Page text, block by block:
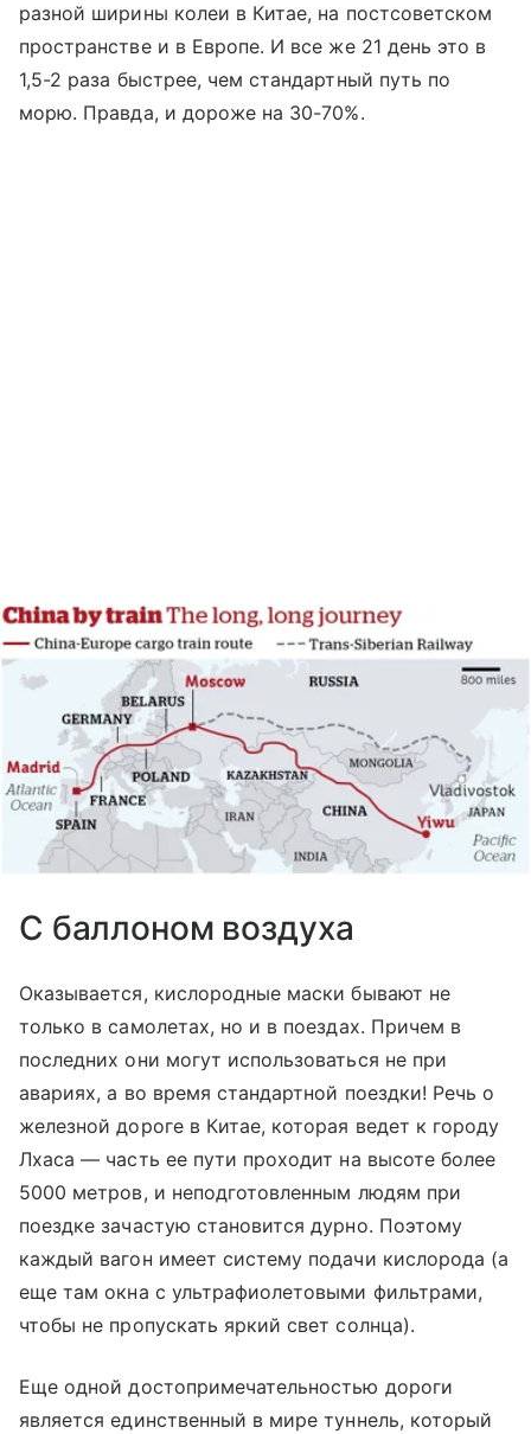
разной ширины колеи в Китае, на постсоветском
пространстве и в Европе. И все же 21 день это в
1,5-2 раза быстрее, чем стандартный путь по
морю. Правда, и дороже на 30-70%.
С баллоном воздуха
Оказывается, кислородные маски бывают не
только в самолетах, но и в поездах. Причем в
последних они могут использоваться не при
авариях, а во время стандартной поездки! Речь о
железной дороге в Китае, которая ведет к городу
Лхаса — часть ее пути проходит на высоте более
5000 метров, и неподготовленным людям при
поездке зачастую становится дурно. Поэтому
каждый вагон имеет систему подачи кислорода (а
еще там окна с ультрафиолетовыми фильтрами,
чтобы не пропускать яркий свет солнца).
Еще одной достопримечательностью дороги
является единственный в мире туннель, который